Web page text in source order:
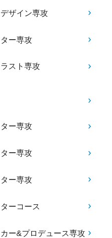
ザイン専攻
ー専攻
スト専攻
ー専攻
ー専攻
ー専攻
ーコース
ー&プロデュース専攻